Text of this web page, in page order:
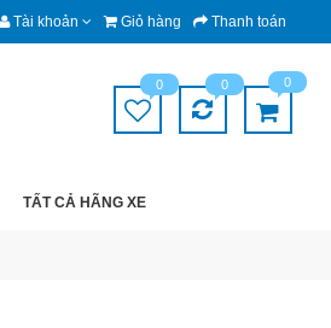
Tài khoản Giỏ hàng Thanh toán
0 0 0
TẤT CẢ HÃNG XE